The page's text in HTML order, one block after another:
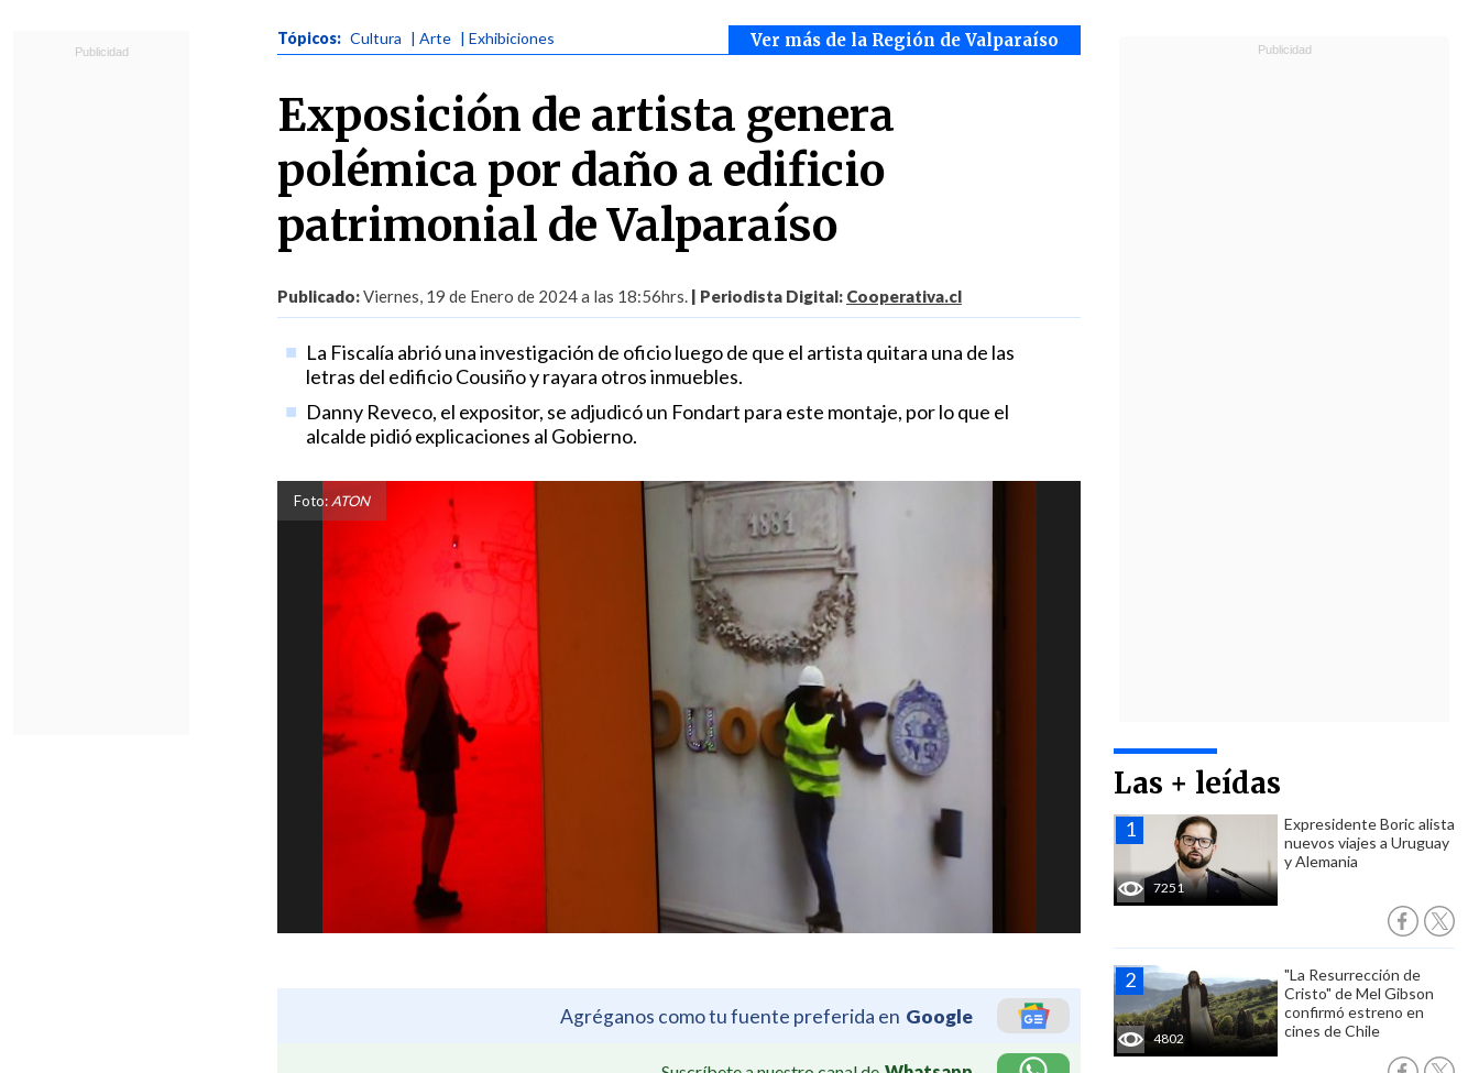
Ver más de la Región de Valparaíso
Tópicos: Cultura | Arte | Exhibiciones
Exposición de artista genera
polémica por daño a edificio
patrimonial de Valparaíso
Publicado:Viernes, 19 de Enero de 2024 a las 18:56hrs. | Periodista Digital: Cooperativa.cl
La Fiscalía abrió una investigación de oficio luego de que el artista quitara una de las
letras del edificio Cousiño y rayara otros inmuebles.
Danny Reveco, el expositor, se adjudicó un Fondart para este montaje, por lo que el
alcalde pidió explicaciones al Gobierno.
Foto: ATON
Agréganos como tu fuente preferida en Google
Las + leídas
7251
Expresidente Boric alista
nuevos viajes a Uruguay
y Alemania
4802
"La Resurrección de
Cristo" de Mel Gibson
confirmó estreno en
cines de Chile